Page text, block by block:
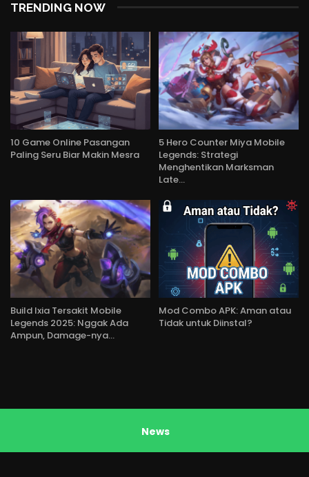
TRENDING NOW
10 Game Online Pasangan
Paling Seru Biar Makin Mesra
5 Hero Counter Miya Mobile
Legends: Strategi
Menghentikan Marksman
Late…
Build Ixia Tersakit Mobile
Legends 2025: Nggak Ada
Ampun, Damage-nya…
Mod Combo APK: Aman atau
Tidak untuk Diinstal?
News